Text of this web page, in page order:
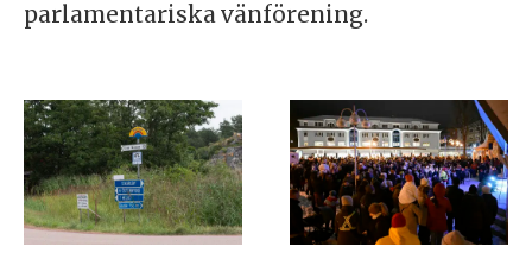
parlamentariska vänförening.